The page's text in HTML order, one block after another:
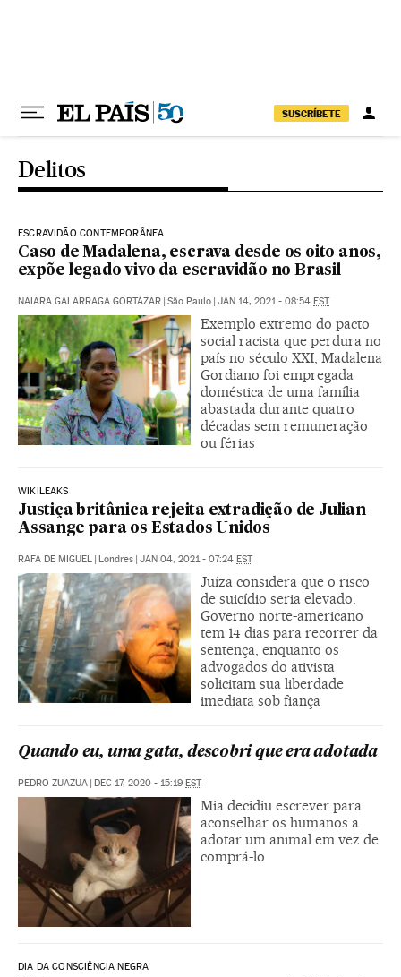
SUSCRÍBETE
Delitos
ESCRAVIDÃO CONTEMPORÂNEA
Caso de Madalena, escrava desde os oito anos,
expõe legado vivo da escravidão no Brasil
NAIARA GALARRAGA GORTÁZAR | São Paulo | JAN 14, 2021 - 08:54 EST
Exemplo extremo do pacto
social racista que perdura no
país no século XXI, Madalena
Gordiano foi empregada
doméstica de uma família
abastada durante quatro
décadas sem remuneração
ou férias
WIKILEAKS
Justiça britânica rejeita extradição de Julian
Assange para os Estados Unidos
RAFA DE MIGUEL | Londres | JAN 04, 2021 - 07:24 EST
Juíza considera que o risco
de suicídio seria elevado.
Governo norte-americano
tem 14 dias para recorrer da
sentença, enquanto os
advogados do ativista
solicitam sua liberdade
imediata sob fiança
Quando eu, uma gata, descobri que era adotada
PEDRO ZUAZUA | DEC 17, 2020 - 15:19 EST
Mia decidiu escrever para
aconselhar os humanos a
adotar um animal em vez de
comprá-lo
DIA DA CONSCIÊNCIA NEGRA